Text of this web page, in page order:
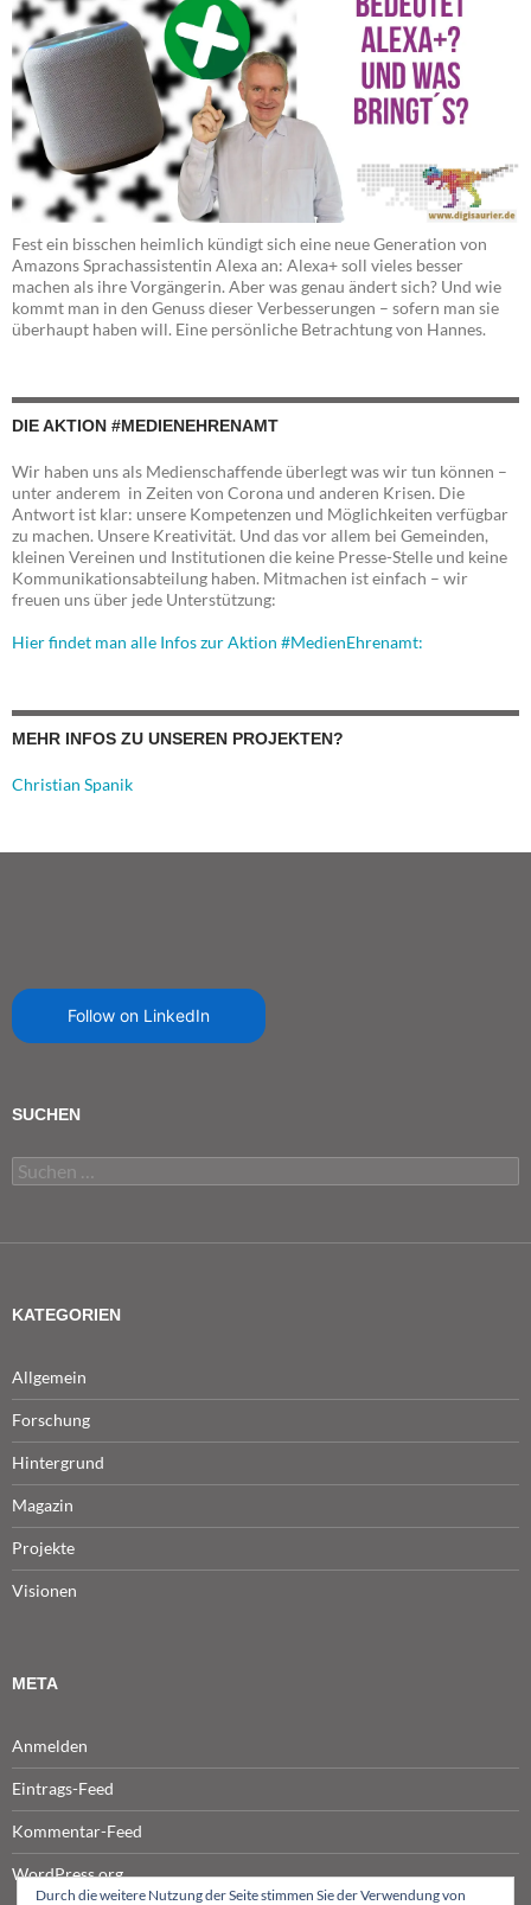
Fest ein bisschen heimlich kündigt sich eine neue Generation von
Amazons Sprachassistentin Alexa an: Alexa+ soll vieles besser
machen als ihre Vorgängerin. Aber was genau ändert sich? Und wie
kommt man in den Genuss dieser Verbesserungen – sofern man sie
überhaupt haben will. Eine persönliche Betrachtung von Hannes.
DIE AKTION #MEDIENEHRENAMT
Wir haben uns als Medienschaffende überlegt was wir tun können –
unter anderem in Zeiten von Corona und anderen Krisen. Die
Antwort ist klar: unsere Kompetenzen und Möglichkeiten verfügbar
zu machen. Unsere Kreativität. Und das vor allem bei Gemeinden,
kleinen Vereinen und Institutionen die keine Presse-Stelle und keine
Kommunikationsabteilung haben. Mitmachen ist einfach – wir
freuen uns über jede Unterstützung:
Hier findet man alle Infos zur Aktion #MedienEhrenamt:
MEHR INFOS ZU UNSEREN PROJEKTEN?
Christian Spanik
Follow on LinkedIn
SUCHEN
Suchen
nach:
KATEGORIEN
Allgemein
Forschung
Hintergrund
Magazin
Projekte
Visionen
META
Anmelden
Eintrags-Feed
Kommentar-Feed
WordPress.org
Durch die weitere Nutzung der Seite stimmen Sie der Verwendung von